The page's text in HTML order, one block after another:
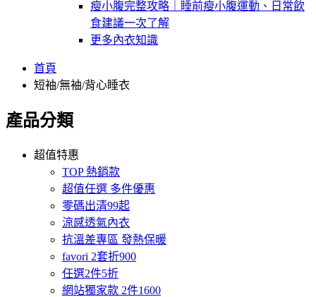
瘦小腹完整攻略｜睡前瘦小腹運動、日常飲
食建議一次了解
更多內衣知識
首頁
短袖/無袖/背心睡衣
產品分類
超值特惠
TOP 熱銷款
超值任選 多件優惠
零碼出清99起
涼感透氣內衣
抗溫差專區 發熱保暖
favori 2套折900
任選2件5折
網站獨家款 2件1600